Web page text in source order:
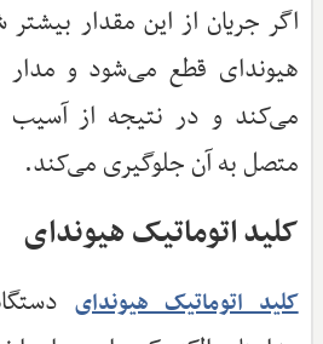
اگر جریان از این مقدار بیشتر
هیوندای قطع می‌شود و مدار
می‌کند و در نتیجه از آسیب
متصل به آن جلوگیری می‌کند.
کلید اتوماتیک هیوندای
کلید اتوماتیک هیوندای